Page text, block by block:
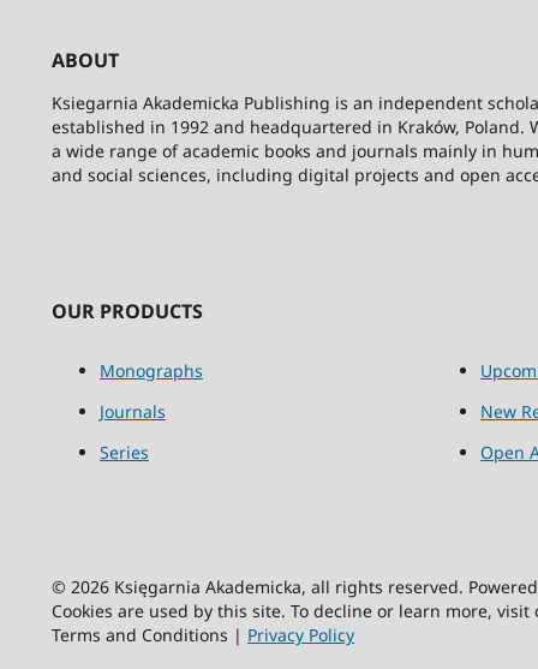
ABOUT
Ksiegarnia Akademicka Publishing is an independent
established in 1992 and headquartered in Kraków, Poland.
a wide range of academic books and journals mainly in
and social sciences, including digital projects and open
OUR PRODUCTS
Monographs
Journals
Series
New
Open
© 2026 Księgarnia Akademicka, all rights reserved.
Cookies are used by this site. To decline or learn more,
Terms and Conditions | Privacy Policy